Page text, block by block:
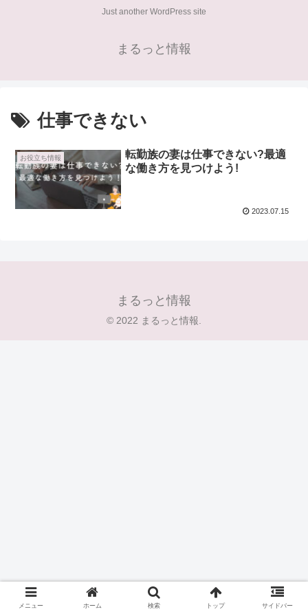
Just another WordPress site
まるっと情報
仕事できない
お役立ち情報
転勤族の妻は仕事できない?最適
な働き方を見つけよう!
2023.07.15
まるっと情報
© 2022 まるっと情報.
メニュー ホーム 検索 トップ サイドバー